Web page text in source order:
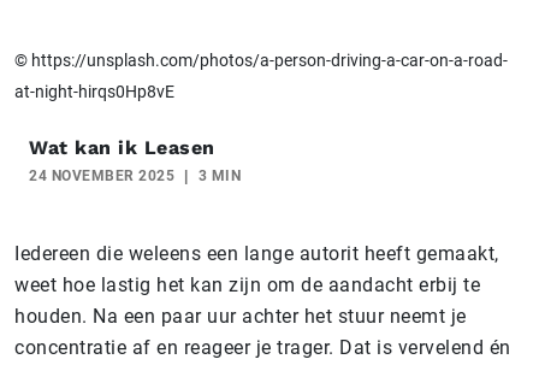
© https://unsplash.com/photos/a-person-driving-a-car-on-a-road-
at-night-hirqs0Hp8vE
Wat kan ik Leasen
24 NOVEMBER 2025 3 MIN
Iedereen die weleens een lange autorit heeft gemaakt,
weet hoe lastig het kan zijn om de aandacht erbij te
houden. Na een paar uur achter het stuur neemt je
concentratie af en reageer je trager. Dat is vervelend én